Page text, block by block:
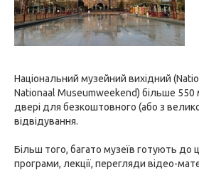
Національний музейний вихідний
Nationaal Museumweekend) більше 550
двері для безкоштовного (або з
відвідування.
Більш того, багато музеїв готують до
програми, лекції, перегляди відео-